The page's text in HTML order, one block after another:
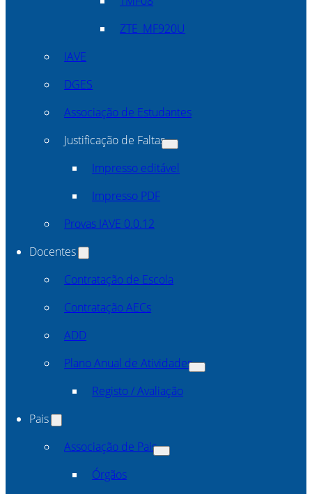
ZTE_MF920U
IAVE
DGES
Associação de Estudantes
Justificação de Faltas
Impresso editável
Impresso PDF
Provas IAVE 0.0.12
Docentes
Contratação de Escola
Contratação AECs
ADD
Plano Anual de Atividades
Registo / Avaliação
Pais
Associação de Pais
Órgãos